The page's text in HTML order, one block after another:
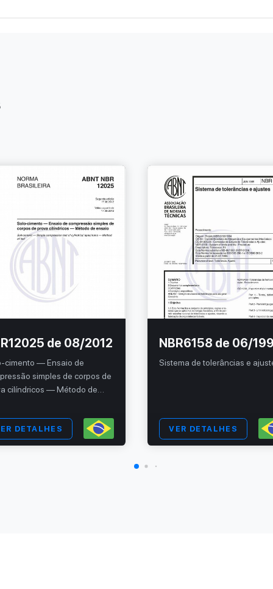
de 08/2012
cimento — Ensaio de
simples de corpos de
cilíndricos — Método de
DETALHES
NBR6158 de 06/
Sistema de tolerâncias e
VER DETALHES